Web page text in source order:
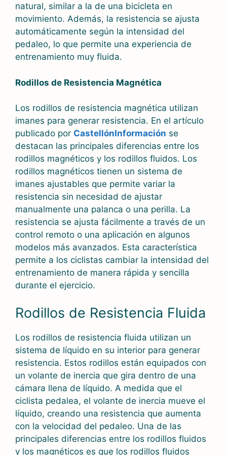
natural, similar a la de una bicicleta en
movimiento. Además, la resistencia se ajusta
automáticamente según la intensidad del
pedaleo, lo que permite una experiencia de
entrenamiento muy fluida.
Rodillos de Resistencia Magnética
Los rodillos de resistencia magnética utilizan
imanes para generar resistencia. En el artículo
publicado por CastellónInformación se
destacan las principales diferencias entre los
rodillos magnéticos y los rodillos fluidos. Los
rodillos magnéticos tienen un sistema de
imanes ajustables que permite variar la
resistencia sin necesidad de ajustar
manualmente una palanca o una perilla. La
resistencia se ajusta fácilmente a través de un
control remoto o una aplicación en algunos
modelos más avanzados. Esta característica
permite a los ciclistas cambiar la intensidad del
entrenamiento de manera rápida y sencilla
durante el ejercicio.
Rodillos de Resistencia Fluida
Los rodillos de resistencia fluida utilizan un
sistema de líquido en su interior para generar
resistencia. Estos rodillos están equipados con
un volante de inercia que gira dentro de una
cámara llena de líquido. A medida que el
ciclista pedalea, el volante de inercia mueve el
líquido, creando una resistencia que aumenta
con la velocidad del pedaleo. Una de las
principales diferencias entre los rodillos fluidos
y los magnéticos es que los rodillos fluidos